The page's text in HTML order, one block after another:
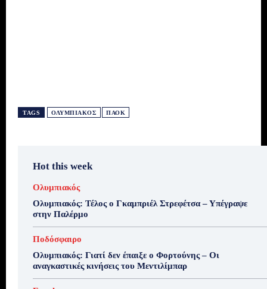
TAGS ΟΛΥΜΠΙΑΚΌΣ ΠΑΟΚ
Hot this week
Ολυμπιακός
Ολυμπιακός: Τέλος ο Γκαμπριέλ Στρεφέτσα – Υπέγραψε
στην Παλέρμο
Ποδόσφαιρο
Ολυμπιακός: Γιατί δεν έπαιξε ο Φορτούνης – Οι
αναγκαστικές κινήσεις του Μεντιλίμπαρ